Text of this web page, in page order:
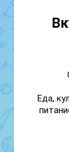
Еда,